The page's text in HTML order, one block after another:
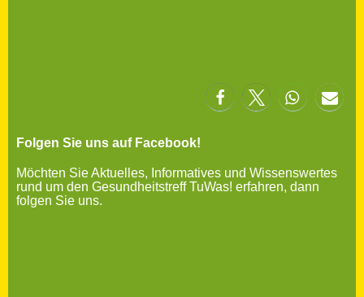
Folgen Sie uns auf Facebook!
Möchten Sie Aktuelles, Informatives und Wissenswertes
rund um den Gesundheitstreff TuWas! erfahren, dann
folgen Sie uns.